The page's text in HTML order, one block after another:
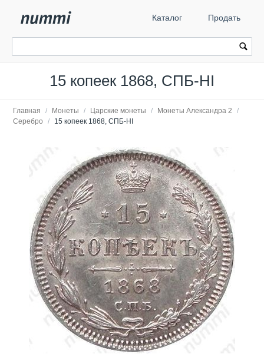
Каталог Продать
15 копеек 1868, СПБ-HI
Главная / Монеты / Царские монеты / Монеты Александра 2
/
Серебро
/ 15 копеек 1868, СПБ-HI